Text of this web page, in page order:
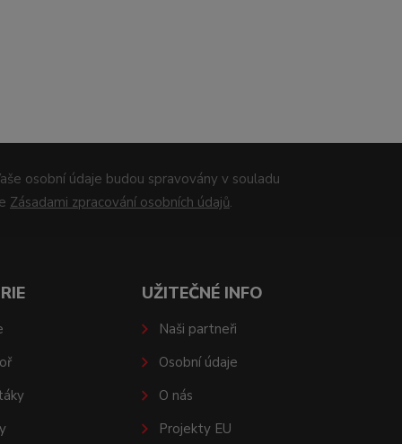
osobní údaje budou spravovány v souladu
Zásadami zpracování osobních údajů.
UŽITEČNÉ INFO
Naši partneři
Osobní údaje
O nás
Projekty EU